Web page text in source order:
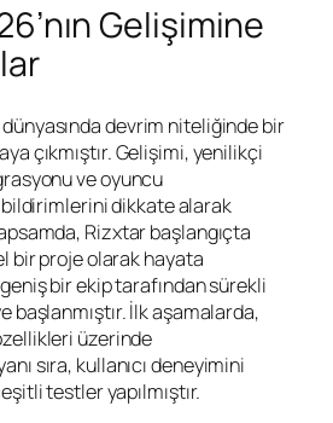
Gelişimine
devrim niteliğinde bir
çıkmıştır. Gelişimi, yenilikçi
ve oyuncu
bildirimlerini dikkate alarak
Rizxtar başlangıçta
bir proje olarak hayata
bir ekip tarafından sürekli
İlk aşamalarda,
üzerinde
sıra, kullanıcı deneyimini
testler yapılmıştır.